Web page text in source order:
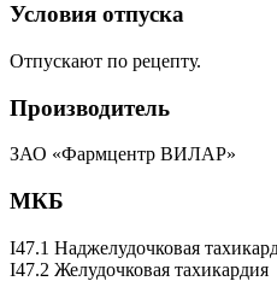
Условия отпуска
Отпускают по рецепту.
Производитель
ЗАО «Фармцентр ВИЛАР»
МКБ
I47.1 Наджелудочковая
I47.2 Желудочковая тахикардия